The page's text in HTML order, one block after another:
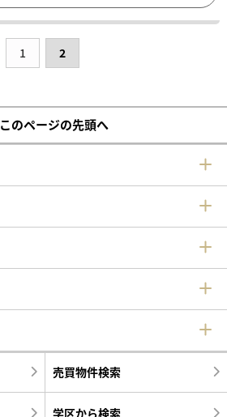
1 2
このページの先頭へ
売買物件検索
学区から検索